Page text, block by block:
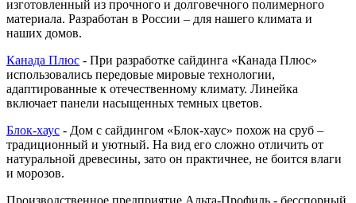
изготовленный из прочного и долговечного полимерного
материала. Разработан в России – для нашего климата и
наших домов.
Канада Плюс - При разработке сайдинга «Канада Плюс»
использовались передовые мировые технологии,
адаптированные к отечественному климату. Линейка
включает панели насыщенных темных цветов.
Блок-хаус - Дом с сайдингом «Блок-хаус» похож на сруб –
традиционный и уютный. На вид его сложно отличить от
натуральной древесины, зато он практичнее, не боится влаги
и морозов.
Производственное предприятие Альта-Профиль - бесспорный